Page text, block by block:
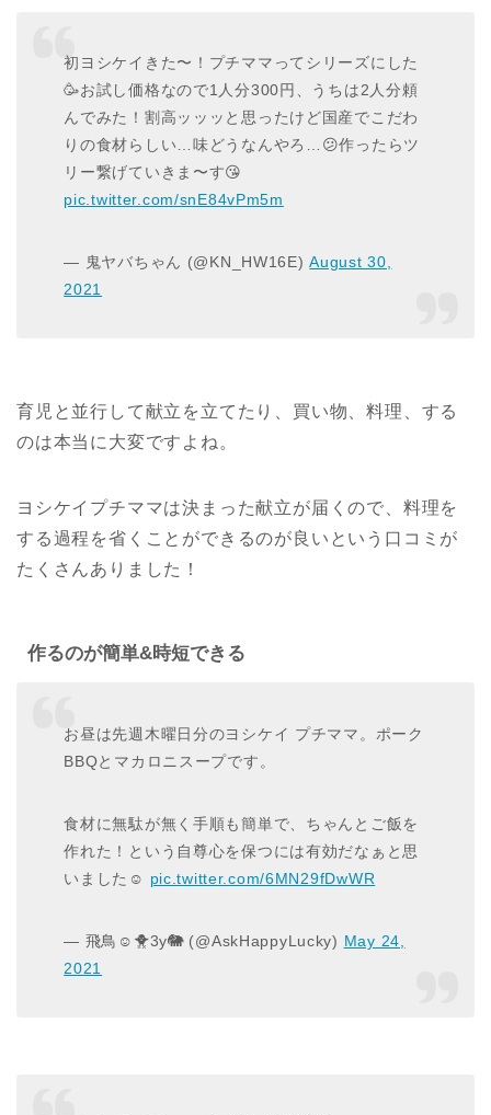
初ヨシケイきた〜！プチママってシリーズにした
🥳お試し価格なので1人分300円、うちは2人分頼
んでみた！割高ッッッと思ったけど国産でこだわ
りの食材らしい…味どうなんやろ…😕作ったらツ
リー繋げていきま〜す😘
pic.twitter.com/snE84vPm5m
— 鬼ヤバちゃん (@KN_HW16E)August 30,
2021
育児と並行して献立を立てたり、買い物、料理、する
のは本当に大変ですよね。
ヨシケイプチママは決まった献立が届くので、料理を
する過程を省くことができるのが良いという口コミが
たくさんありました！
作るのが簡単&時短できる
お昼は先週木曜日分のヨシケイ プチママ。ポーク
BBQとマカロニスープです。
食材に無駄が無く手順も簡単で、ちゃんとご飯を
作れた！という自尊心を保つには有効だなぁと思
いました☺️ pic.twitter.com/6MN29fDwWR
— 飛鳥☺︎🐥3y🐘 (@AskHappyLucky) May 24,
2021